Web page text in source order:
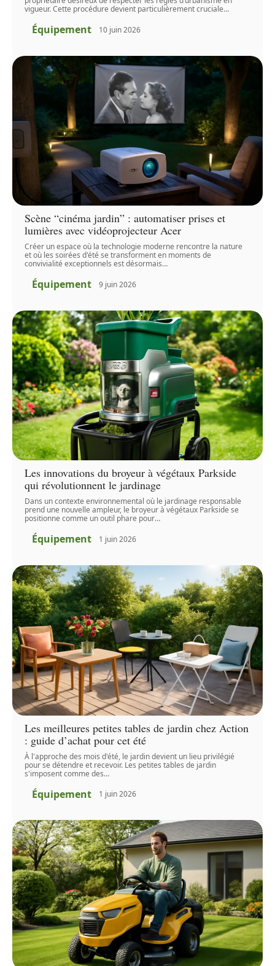
vigueur. Cette procédure devient particulièrement cruciale…
Équipement 10 juin 2026
Scène “cinéma jardin” : automatiser prises et
lumières avec vidéoprojecteur Acer
Créer un espace où la technologie moderne rencontre la nature
et où les soirées d'été se transforment en moments de
convivialité exceptionnels est désormais…
Équipement 9 juin 2026
Les innovations du broyeur à végétaux Parkside
qui révolutionnent le jardinage
Dans un contexte environnemental où le jardinage responsable
prend une nouvelle ampleur, le broyeur à végétaux Parkside se
positionne comme un outil phare pour…
Équipement 1 juin 2026
Les meilleures petites tables de jardin chez Action
: guide d’achat pour cet été
À l'approche des mois d'été, le jardin devient un lieu privilégié
pour se détendre et recevoir. Les petites tables de jardin
s'imposent comme des…
Équipement 1 juin 2026